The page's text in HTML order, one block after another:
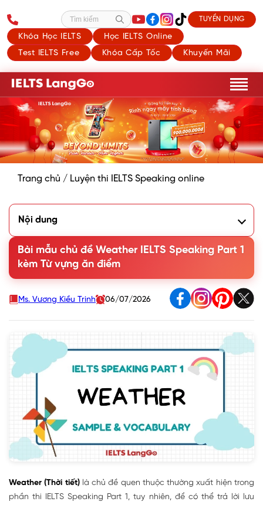
Khóa Học IELTS
Học IELTS Online
Test IELTS Free
Khóa Cấp Tốc Khuyến Mãi
Tìm kiếm TUYỂN DỤNG
Trang chủ / Luyện thi IELTS Speaking online
Nội dung
Question 1. What’s the weather like today?
Question 2. What is your favorite weather?
Question 4. Do you prefer cold or hot weather?
Question 5. Do you prefer dry or wet weather?
Question 6. Are you in the habit of checking the
Question 7. Does the weather ever affect the way you
Question 8. Does the weather in your country ever
affect transportation?
Question 9. Is there any difference in the weather in
different parts of Vietnam?
Question 10. Would you like to visit other cities that
have different climates from where you live?
2. Từ vựng Topic Weather IELTS Speaking Part 1
Bài mẫu chủ đề Weather IELTS Speaking Part 1
kèm Từ vựng ăn điểm
Ms. Vương Kiều Trinh 06/07/2026
Weather (Thời tiết)là chủ đề quen thuộc thường xuất hiện trong
phần thi IELTS Speaking Part 1, tuy nhiên, để có thể trả lời lưu